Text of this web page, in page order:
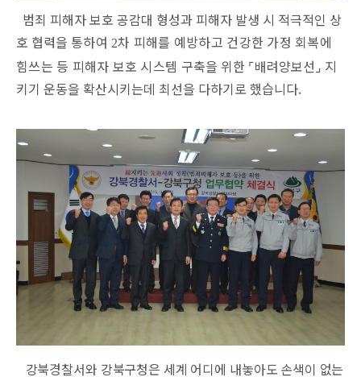
범죄 피해자 보호 공감대 형성과 피해자 발생 시 적극적인 상
호 협력을 통하여 2차 피해를 예방하고 건강한 가정 회복에
힘쓰는 등 피해자 보호 시스템 구축을 위한 ⌜배려양보선 ⌟ 지
키기 운동을 확산시키는데 최선을 다하기로 했습니다.
강북경찰서와 강북구청은 세계 어디에 내놓아도 손색이 없는